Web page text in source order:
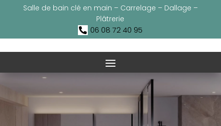
Salle de bain clé en main – Carrelage – Dallage –
Plâtrerie
 06 08 72 40 95